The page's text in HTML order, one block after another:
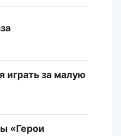
играть за малую
«Герои